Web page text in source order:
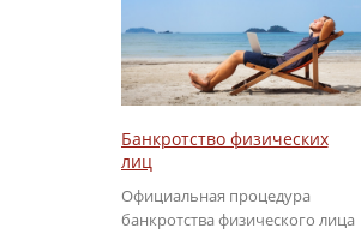
Банкротство физических
лиц
Официальная процедура
банкротства физического лица